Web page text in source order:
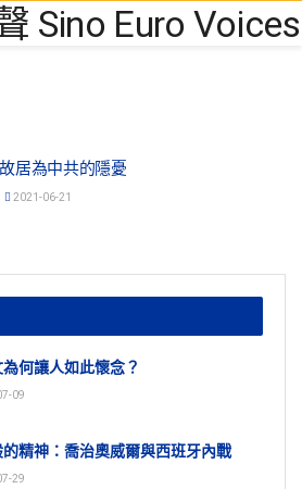
居為中共的隱憂
2021-06-21
何讓人如此懷念？
09
的精神：喬治奧威爾與西班牙內戰
29